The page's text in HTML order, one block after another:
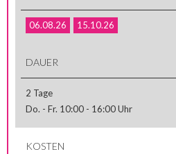
06.08.26 15.10.26
DAUER
2 Tage
Do. - Fr. 10:00 - 16:00 Uhr
KOSTEN